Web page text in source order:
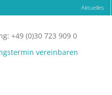
Aktuelles
+49 (0)30 723 909 0
vereinbaren